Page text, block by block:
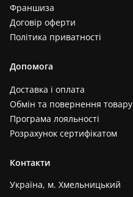
Франшиза
Договір оферти
Політика приватності
Допомога
Доставка і оплата
Обмін та повернення товару
Програма лояльності
Розрахунок сертифікатом
Контакти
Україна, м. Хмельницький